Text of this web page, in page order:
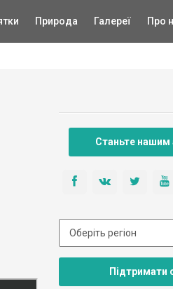
Природа Галереї Про
Станьте нашим
Підтримати